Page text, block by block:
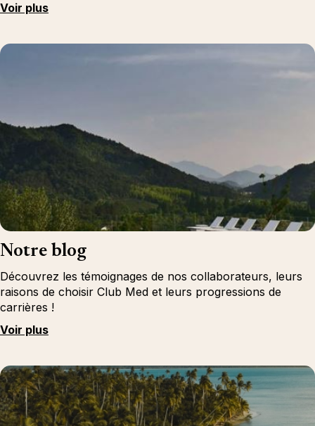
Voir plus
Notre blog
Découvrez les témoignages de nos collaborateurs, leurs
raisons de choisir Club Med et leurs progressions de
carrières !
Voir plus